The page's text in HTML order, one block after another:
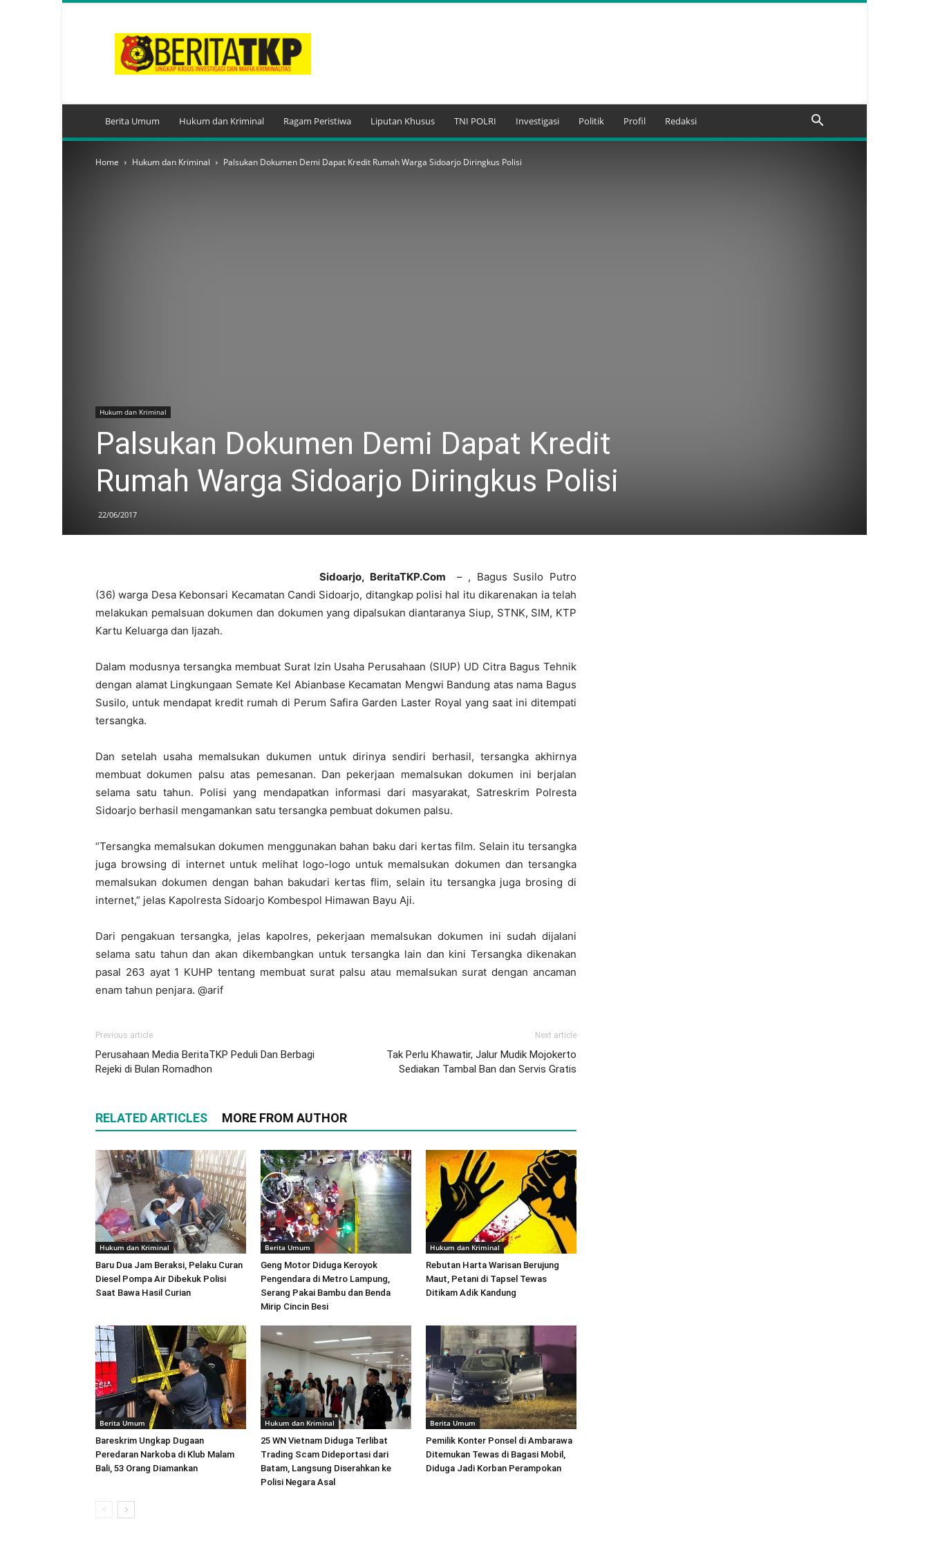
Berita Umum Hukum dan Kriminal Ragam Peristiwa Liputan Khusus TNI POLRI Investigasi Politik Profil Redaksi
Home Hukum dan Kriminal Palsukan Dokumen Demi Dapat Kredit Rumah Warga Sidoarjo Diringkus Polisi
Hukum dan Kriminal
Palsukan Dokumen Demi Dapat Kredit
Rumah Warga Sidoarjo Diringkus Polisi
22/06/2017
Sidoarjo, BeritaTKP.Com
– , Bagus Susilo Putro
(36) warga Desa Kebonsari Kecamatan Candi Sidoarjo, ditangkap polisi hal itu dikarenakan ia telah
melakukan pemalsuan dokumen dan dokumen yang dipalsukan diantaranya Siup, STNK, SIM, KTP
Kartu Keluarga dan Ijazah.
Dalam modusnya tersangka membuat Surat Izin Usaha Perusahaan (SIUP) UD Citra Bagus Tehnik
dengan alamat Lingkungaan Semate Kel Abianbase Kecamatan Mengwi Bandung atas nama Bagus
Susilo, untuk mendapat kredit rumah di Perum Safira Garden Laster Royal yang saat ini ditempati
tersangka.
Dan setelah usaha memalsukan dukumen untuk dirinya sendiri berhasil, tersangka akhirnya
membuat dokumen palsu atas pemesanan. Dan pekerjaan memalsukan dokumen ini berjalan
selama satu tahun. Polisi yang mendapatkan informasi dari masyarakat, Satreskrim Polresta
Sidoarjo berhasil mengamankan satu tersangka pembuat dokumen palsu.
“Tersangka memalsukan dokumen menggunakan bahan baku dari kertas film. Selain itu tersangka
juga browsing di internet untuk melihat logo-logo untuk memalsukan dokumen dan tersangka
memalsukan dokumen dengan bahan bakudari kertas flim, selain itu tersangka juga brosing di
internet,” jelas Kapolresta Sidoarjo Kombespol Himawan Bayu Aji.
Dari pengakuan tersangka, jelas kapolres, pekerjaan memalsukan dokumen ini sudah dijalani
selama satu tahun dan akan dikembangkan untuk tersangka lain dan kini Tersangka dikenakan
pasal 263 ayat 1 KUHP tentang membuat surat palsu atau memalsukan surat dengan ancaman
enam tahun penjara. @arif
Previous article
Perusahaan Media BeritaTKP Peduli Dan Berbagi
Rejeki di Bulan Romadhon
Next article
Tak Perlu Khawatir, Jalur Mudik Mojokerto
Sediakan Tambal Ban dan Servis Gratis
RELATED ARTICLES MORE FROM AUTHOR
Hukum dan Kriminal
Baru Dua Jam Beraksi, Pelaku Curan
Diesel Pompa Air Dibekuk Polisi
Saat Bawa Hasil Curian
Berita Umum
Geng Motor Diduga Keroyok
Pengendara di Metro Lampung,
Serang Pakai Bambu dan Benda
Mirip Cincin Besi
Hukum dan Kriminal
Rebutan Harta Warisan Berujung
Maut, Petani di Tapsel Tewas
Ditikam Adik Kandung
Berita Umum
Bareskrim Ungkap Dugaan
Peredaran Narkoba di Klub Malam
Bali, 53 Orang Diamankan
Hukum dan Kriminal
25 WN Vietnam Diduga Terlibat
Trading Scam Dideportasi dari
Batam, Langsung Diserahkan ke
Polisi Negara Asal
Berita Umum
Pemilik Konter Ponsel di Ambarawa
Ditemukan Tewas di Bagasi Mobil,
Diduga Jadi Korban Perampokan